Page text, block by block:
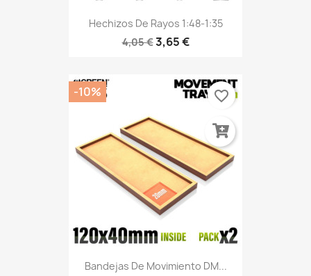
Hechizos De Rayos 1:48-1:35
4,05 €3,65 €
Bandejas De Movimiento DM...
-10% favorite_border